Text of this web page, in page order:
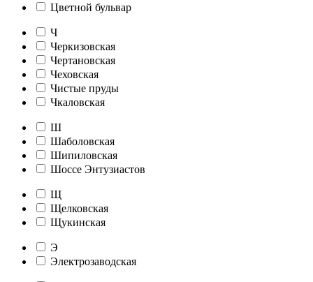
Цветной бульвар
Ч
Черкизовская
Чертановская
Чеховская
Чистые пруды
Чкаловская
Ш
Шаболовская
Шипиловская
Шоссе Энтузиастов
Щ
Щелковская
Щукинская
Э
Электрозаводская